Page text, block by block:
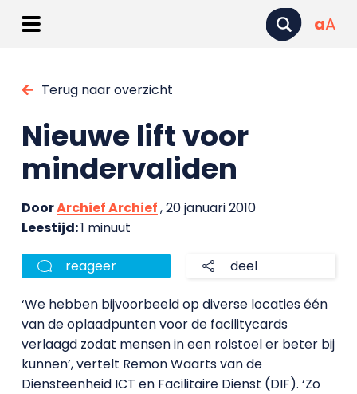
aA
Terug naar overzicht
Nieuwe lift voor
mindervaliden
DoorArchief Archief, 20 januari 2010
Leestijd:1 minuut
reageer deel
‘We hebben bijvoorbeeld op diverse locatieséén
van de oplaadpunten voor de facilitycards
verlaagd zodat mensen in een rolstoel er beter bij
kunnen’, vertelt Remon Waarts van de
Diensteenheid ICT en Facilitaire Dienst (DIF). ‘Zo